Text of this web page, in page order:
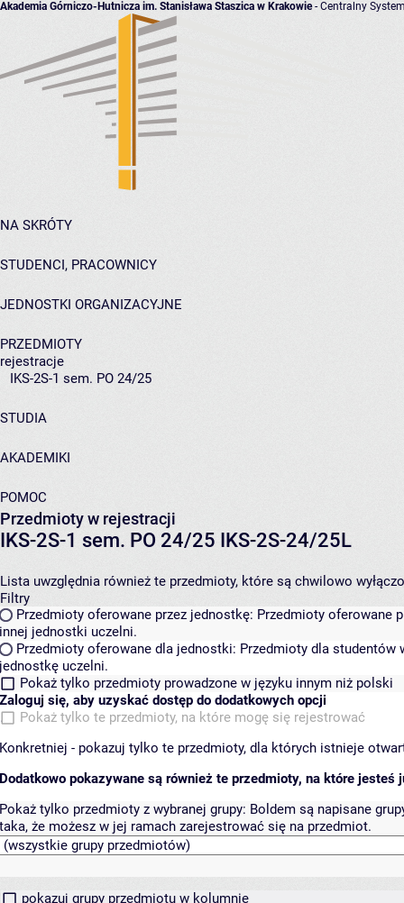
Akademia Górniczo-Hutnicza im. Stanisława Staszica w Krakowie- Centralny
NA SKRÓTY
STUDENCI, PRACOWNICY
JEDNOSTKI ORGANIZACYJNE
PRZEDMIOTY
rejestracje
IKS-2S-1 sem. PO 24/25
STUDIA
AKADEMIKI
POMOC
Przedmioty w rejestracji
IKS-2S-1 sem. PO 24/25 IKS-2S-24/25L
Lista uwzględnia również te przedmioty, które są chwilowo
Filtry
Przedmioty oferowane przez jednostkę: Przedmioty oferowane
innej jednostki uczelni.
Przedmioty oferowane dla jednostki: Przedmioty dla studentów
jednostkę uczelni.
Pokaż tylko przedmioty prowadzone w języku innym niż polski
Zaloguj się, aby uzyskać dostęp do dodatkowych opcji
Pokaż tylko te przedmioty, na które mogę się rejestrować
Konkretniej - pokazuj tylko te przedmioty, dla których istnieje
Dodatkowo pokazywane są również te przedmioty, na które jesteś
Pokaż tylko przedmioty z wybranej grupy: Boldem są napisane
taka, że możesz w jej ramach zarejestrować się na przedmiot.
pokazuj grupy przedmiotu w kolumnie